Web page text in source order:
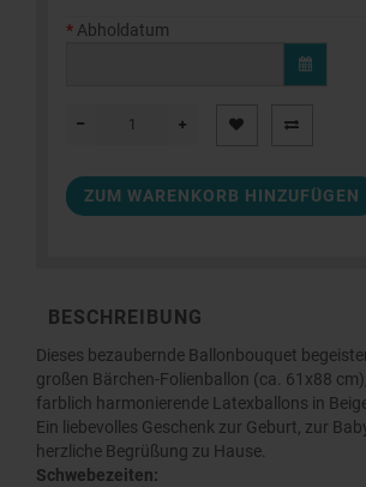
Abholdatum
ZUM WARENKORB HINZUFÜGEN
BESCHREIBUNG
Dieses bezaubernde Ballonbouquet
großen Bärchen-Folienballon (ca. 61x88
farblich harmonierende Latexballons in
Ein liebevolles Geschenk zur Geburt, zur
herzliche Begrüßung zu Hause.
Schwebezeiten: